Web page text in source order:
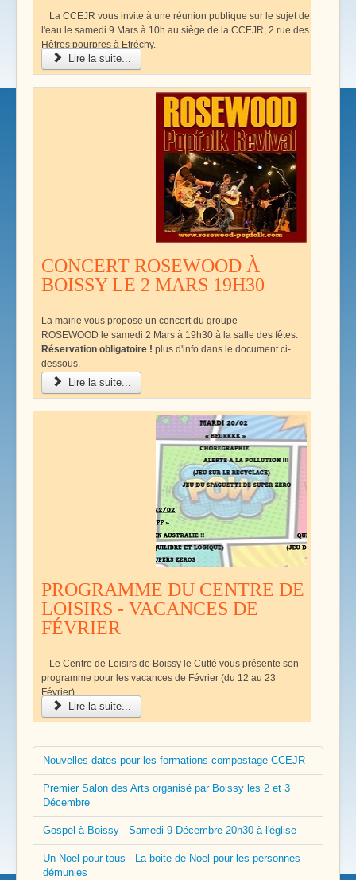
La CCEJR vous invite à une réunion publique sur le sujet de
l'eau le samedi 9 Mars à 10h au siège de la CCEJR, 2 rue des
Hêtres pourpres à Etréchy.
Lire la suite...
CONCERT ROSEWOOD À
BOISSY LE 2 MARS 19H30
La mairie vous propose un concert du groupe
ROSEWOOD le samedi 2 Mars à 19h30 à la salle des fêtes.
Réservation obligatoire ! plus d'info dans le document ci-
dessous.
Lire la suite...
PROGRAMME DU CENTRE DE
LOISIRS - VACANCES DE
FÉVRIER
Le Centre de Loisirs de Boissy le Cutté vous présente son
programme pour les vacances de Février (du 12 au 23
Février).
Lire la suite...
Nouvelles dates pour les formations compostage CCEJR
Premier Salon des Arts organisé par Boissy les 2 et 3
Décembre
Gospel à Boissy - Samedi 9 Décembre 20h30 à l'église
Un Noel pour tous - La boite de Noel pour les personnes
démunies